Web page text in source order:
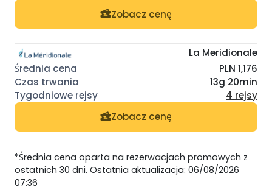
Zobacz cenę
La Meridionale
PLN 1,176
13g 20min
4 rejsy
Zobacz cenę
*Średnia cena oparta na rezerwacjach promowych z
ostatnich 30 dni. Ostatnia aktualizacja: 06/08/2026
07:36